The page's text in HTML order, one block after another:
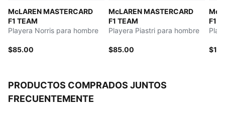
McLAREN MASTERCARD
F1 TEAM
Playera Norris para hombre
$85.00
McLAREN MASTERCARD
F1 TEAM
Playera Piastri para hombre
$85.00
F1
PRODUCTOS COMPRADOS JUNTOS
FRECUENTEMENTE